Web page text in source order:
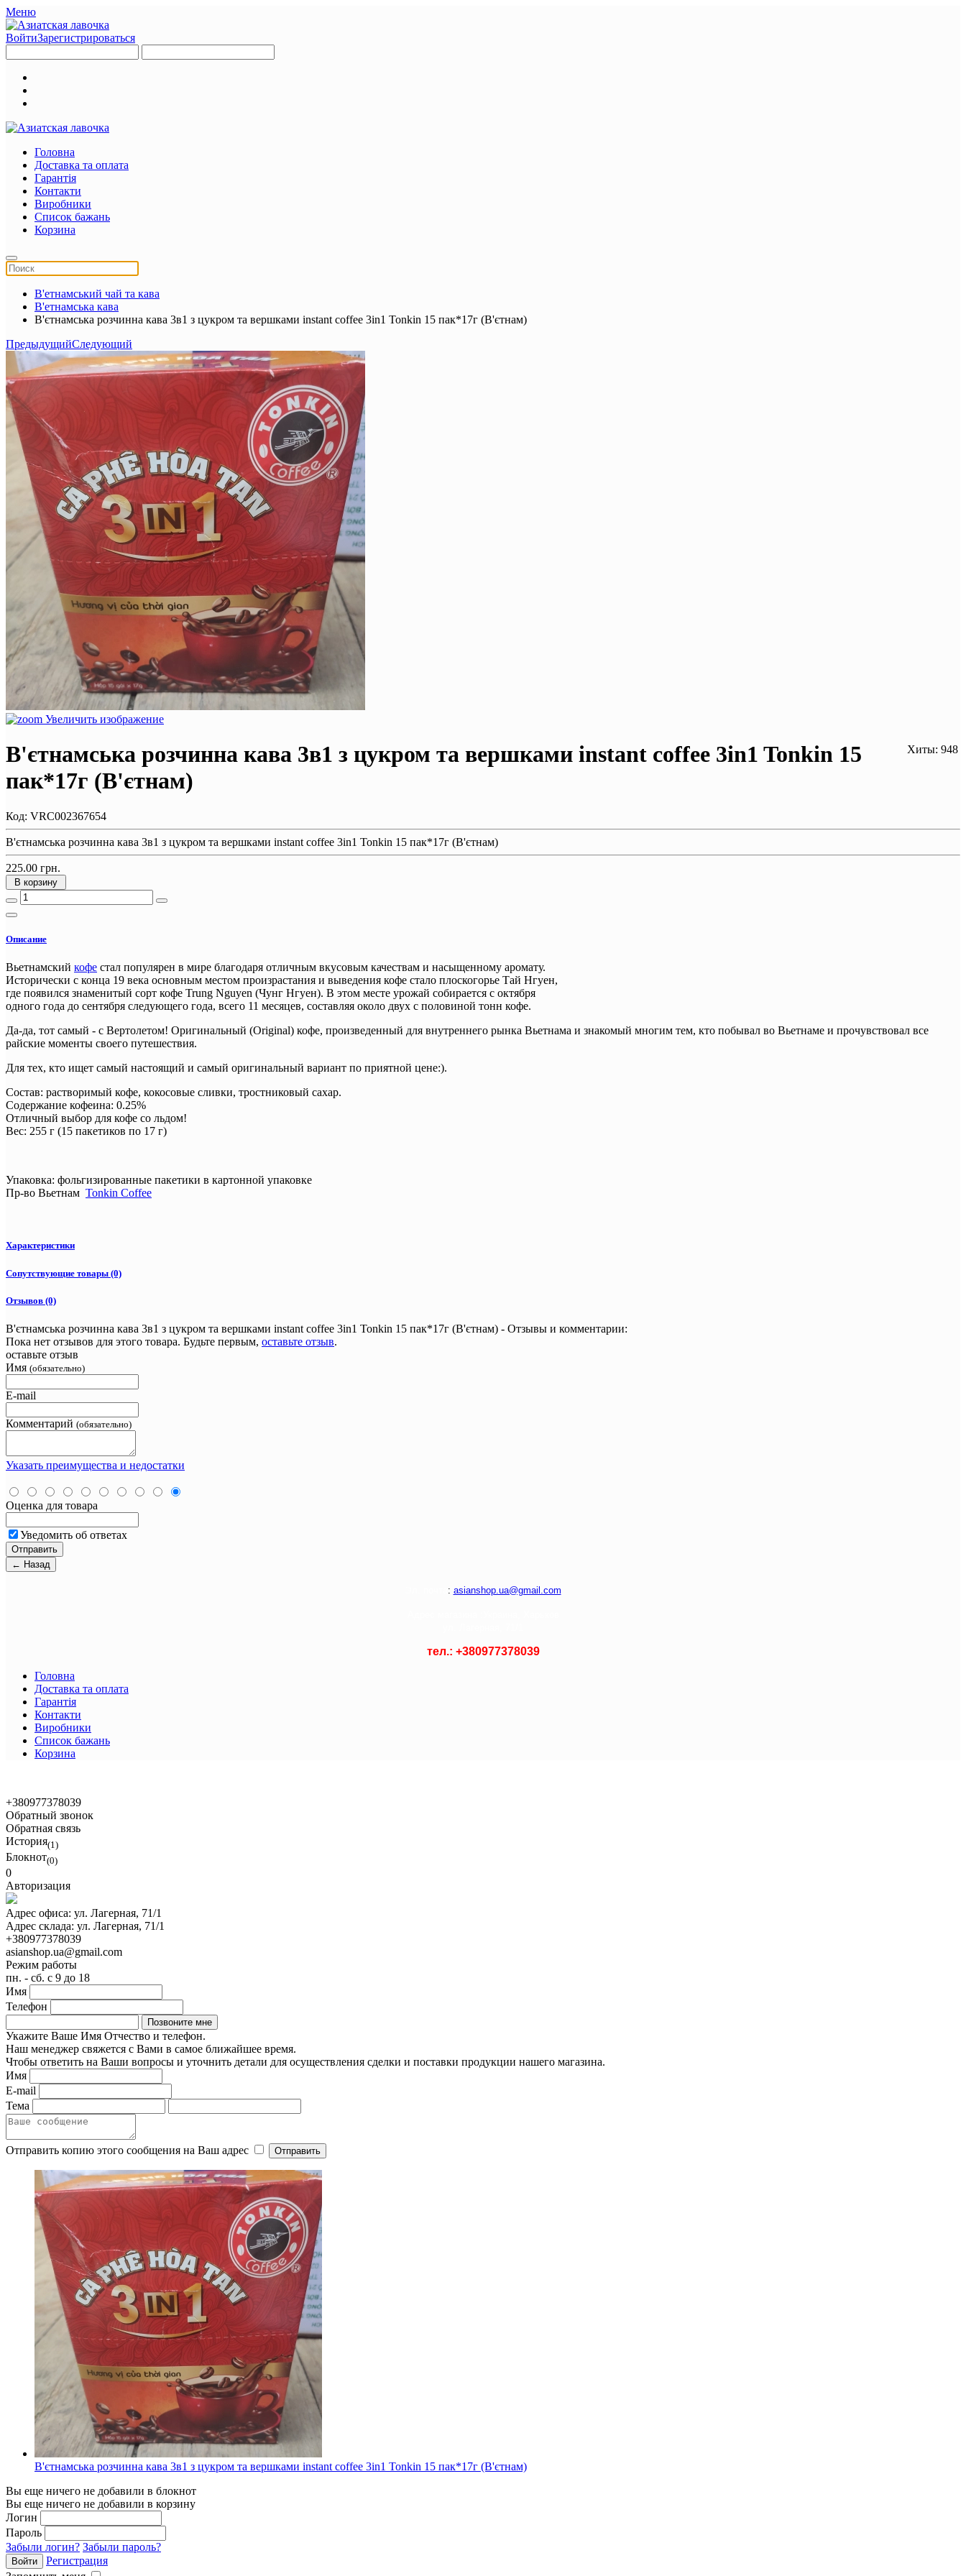
Меню
ВойтиЗарегистрироваться
Головна
Доставка та оплата
Гарантія
Контакти
Виробники
Список бажань
Корзина
В'етнамський чай та кава
В'етнамська кава
В'єтнамська розчинна кава 3в1 з цукром та вершками instant coffee 3in1 Tonkin 15 пак*17г (В'єтнам)
ПредыдущийСледующий
Увеличить изображение
Хиты: 948
В'єтнамська розчинна кава 3в1 з цукром та вершками instant coffee 3in1 Tonkin 15
пак*17г (В'єтнам)
Код: VRC002367654
В'єтнамська розчинна кава 3в1 з цукром та вершками instant coffee 3in1 Tonkin 15 пак*17г (В'єтнам)
225.00 грн.
В корзину
Описание
Вьетнамский кофе стал популярен в мире благодаря отличным вкусовым качествам и насыщенному аромату.
Исторически с конца 19 века основным местом произрастания и выведения кофе стало плоскогорье Тай Нгуен,
где появился знаменитый сорт кофе Trung Nguyen (Чунг Нгуен). В этом месте урожай собирается с октября
одного года до сентября следующего года, всего 11 месяцев, составляя около двух с половиной тонн кофе.
Да-да, тот самый - с Вертолетом! Оригинальный (Original) кофе, произведенный для внутреннего рынка Вьетнама и знакомый многим тем, кто побывал во Вьетнаме и прочувствовал все
райские моменты своего путешествия.
Для тех, кто ищет самый настоящий и самый оригинальный вариант по приятной цене:).
Состав: растворимый кофе, кокосовые сливки, тростниковый сахар.
Содержание кофеина: 0.25%
Отличный выбор для кофе со льдом!
Вес: 255 г (15 пакетиков по 17 г)
Упаковка: фольгизированные пакетики в картонной упаковке
Пр-во Вьетнам Tonkin Coffee
Характеристики
Сопутствующие товары (0)
Отзывов (0)
В'єтнамська розчинна кава 3в1 з цукром та вершками instant coffee 3in1 Tonkin 15 пак*17г (В'єтнам) - Отзывы и комментарии:
Пока нет отзывов для этого товара. Будьте первым, оставьте отзыв.
оставьте отзыв
Имя (обязательно)
E-mail
Комментарий (обязательно)
Указать преимущества и недостатки
Оценка для товара
Уведомить об ответах
: asianshop.ua@gmail.com
тел.: +380977378039
Головна
Доставка та оплата
Гарантія
Контакти
Виробники
Список бажань
Корзина
+380977378039
Обратный звонок
Обратная связь
История(1)
Блокнот(0)
0
Авторизация
Адрес офиса: ул. Лагерная, 71/1
Адрес склада: ул. Лагерная, 71/1
+380977378039
asianshop.ua@gmail.com
Режим работы
пн. - сб. с 9 до 18
Имя
Телефон
Укажите Ваше Имя Отчество и телефон.
Наш менеджер свяжется с Вами в самое ближайшее время.
Чтобы ответить на Ваши вопросы и уточнить детали для осуществления сделки и поставки продукции нашего магазина.
Имя
E-mail
Тема
Отправить копию этого сообщения на Ваш адрес
В'єтнамська розчинна кава 3в1 з цукром та вершками instant coffee 3in1 Tonkin 15 пак*17г (В'єтнам)
Вы еще ничего не добавили в блокнот
Вы еще ничего не добавили в корзину
Логин
Пароль
Забыли логин? Забыли пароль?
Регистрация